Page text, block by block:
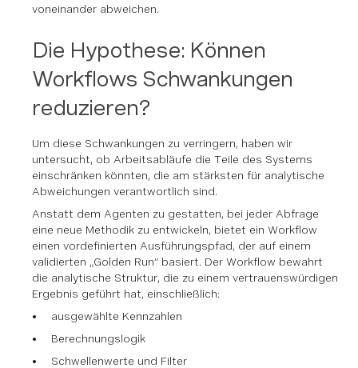
voneinander abweichen.
Die Hypothese: Können
Workflows Schwankungen
reduzieren?
Um diese Schwankungen zu verringern, haben wir
untersucht, ob Arbeitsabläufe die Teile des Systems
einschränken könnten, die am stärksten für analytische
Abweichungen verantwortlich sind.
Anstatt dem Agenten zu gestatten, bei jeder Abfrage
eine neue Methodik zu entwickeln, bietet ein Workflow
einen vordefinierten Ausführungspfad, der auf einem
validierten „Golden Run“ basiert. Der Workflow bewahrt
die analytische Struktur, die zu einem vertrauenswürdigen
Ergebnis geführt hat, einschließlich:
ausgewählte Kennzahlen
Berechnungslogik
Schwellenwerte und Filter